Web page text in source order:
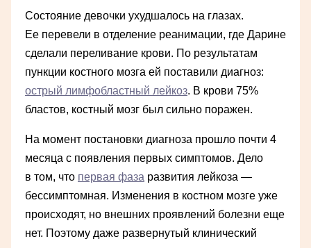
Состояние девочки ухудшалось на глазах.
Ее перевели в отделение реанимации, где Дарине
сделали переливание крови. По результатам
пункции костного мозга ей поставили диагноз:
острый лимфобластный лейкоз. В крови 75%
бластов, костный мозг был сильно поражен.
На момент постановки диагноза прошло почти 4
месяца с появления первых симптомов. Дело
в том, что первая фаза развития лейкоза —
бессимптомная. Изменения в костном мозге уже
происходят, но внешних проявлений болезни еще
нет. Поэтому даже развернутый клинический